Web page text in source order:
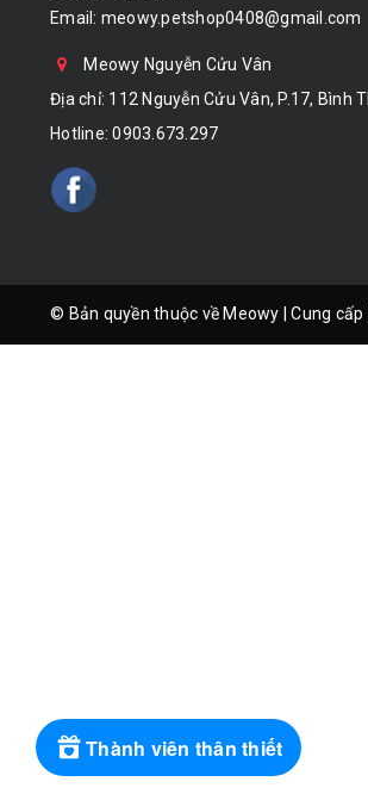
Email: meowy.petshop0408@gmail.com
Meowy Nguyễn Cửu Vân
Địa chỉ: 112 Nguyễn Cửu Vân, P.17, Bình
Hotline:0903.673.297
© Bản quyền thuộc về Meowy Cung cấp
Thành viên thân thiết